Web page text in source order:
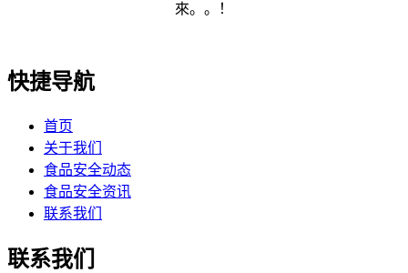
來。。！
快捷导航
首页
关于我们
食品安全动态
食品安全资讯
联系我们
联系我们